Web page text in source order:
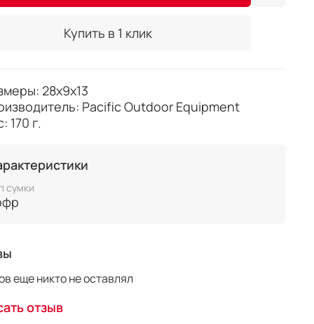
Купить в 1 клик
28x9x13
Pacific Outdoor Equipment
170 г.
сумки
еще никто не оставлял
отзыв